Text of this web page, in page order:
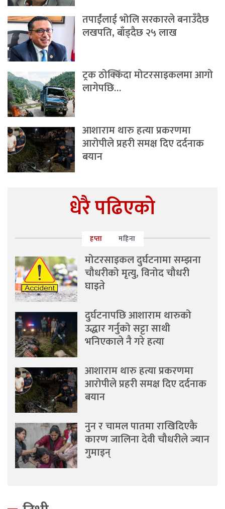
तपाईंलाई भोलि सरकारले बनाउँदैछ
लखपति, बाँड्दैछ २५ लाख
ट्रक ठोक्किँदा मोटरसाइकलमा आगो
लागेपछि…
आशाराम थारु हत्या प्रकरणमा
आरोपीले प्रहरी समक्ष दिए दर्दनाक
बयान
धेरै पढिएको
हप्ता महिना
मोटरसाइकल दुर्घटनामा सम्झना
चौधरीको मृत्यु, विनोद चौधरी
घाइते
दुर्घटनापछि आशाराम थारुको
उद्धार गर्नुको सट्टा साथी
भनिएकाले नै गरे हत्या
आशाराम थारु हत्या प्रकरणमा
आरोपीले प्रहरी समक्ष दिए दर्दनाक
बयान
नुन र चामल पातमा राखिदिएकै
कारण जालिना देवी चौधरीले ज्यान
गुमाइन्